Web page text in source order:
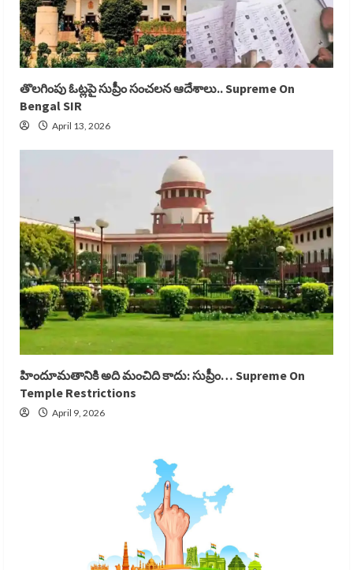
తొలగింపు ఓట్లపై సుప్రీం సంచలన ఆదేశాలు.. Supreme On
Bengal SIR
April 13, 2026
హిందూమతానికి అది మంచిది కాదు: సుప్రీం… Supreme On
Temple Restrictions
April 9, 2026